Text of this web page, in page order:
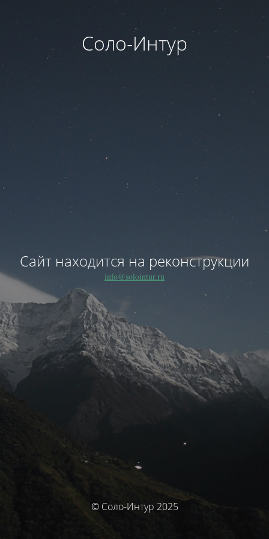
Соло-Интур
Сайт находится на реконструкции
info@solointur.ru
© Соло-Интур 2025